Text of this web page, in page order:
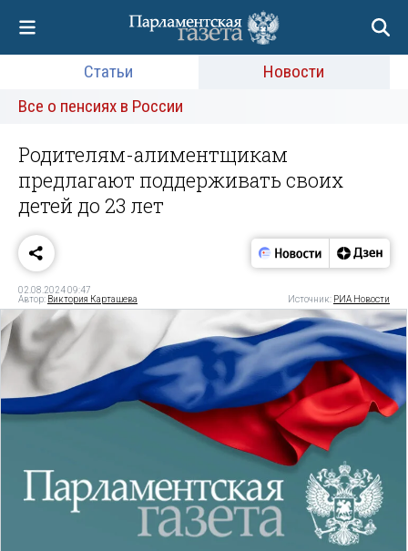
Статьи
Новости
Все о пенсиях в России
Родителям-алиментщикам
предлагают поддерживать своих
детей до 23 лет
02.08.2024 09:47
Автор: Виктория Карташева Источник: РИА Новости